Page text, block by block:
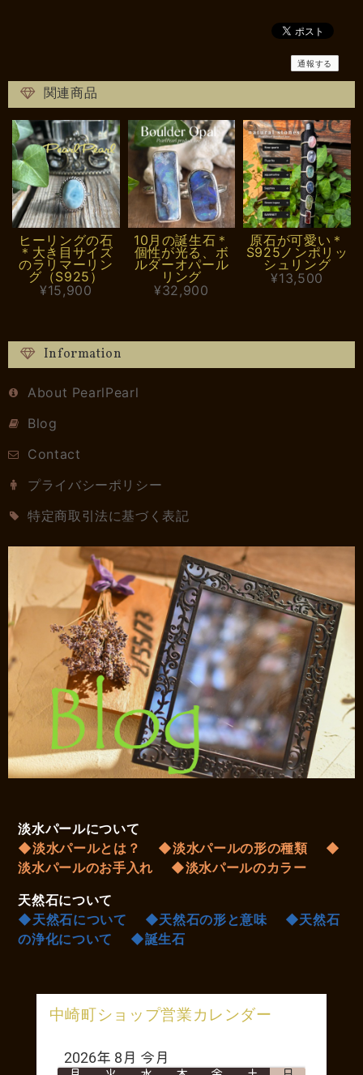
通報する
関連商品
ヒーリングの石
＊大き目サイズ
のラリマーリン
グ（S925）
¥15,900
10月の誕生石＊
個性が光る、ボ
ルダーオパール
リング
¥32,900
原石が可愛い＊
S925ノンポリッ
シュリング
¥13,500
Information
About PearlPearl
Blog
Contact
プライバシーポリシー
特定商取引法に基づく表記
淡水パールについて
◆淡水パールとは？
◆淡水パールの形の種類
◆
淡水パールのお手入れ
◆淡水パールのカラー
天然石について
◆天然石について
◆天然石の形と意味
◆天然石
の浄化について
◆誕生石
中崎町ショップ営業カレンダー